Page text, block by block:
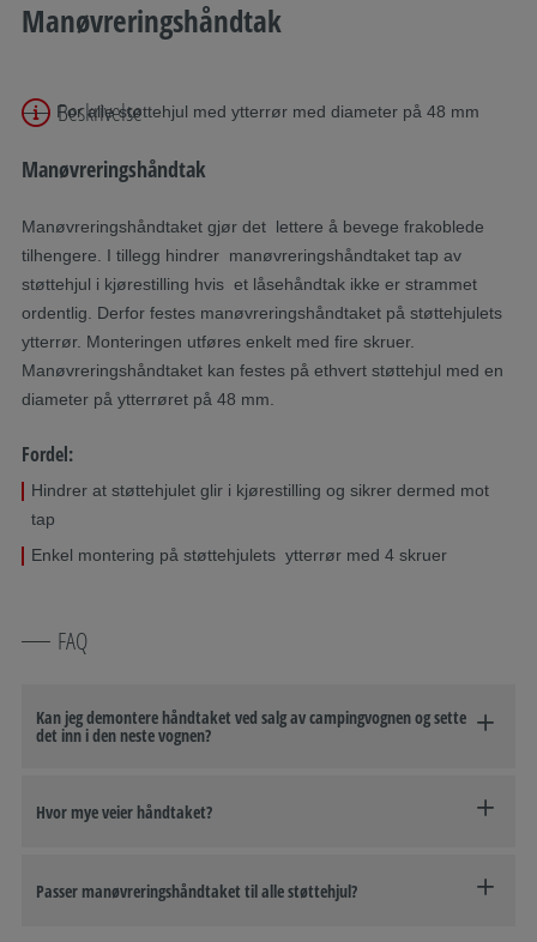
Manøvreringshåndtak
For alle støttehjul med ytterrør med diameter på 48 mm
Beskrivelse
Manøvreringshåndtak
Manøvreringshåndtaket gjør det lettere å bevege frakoblede
tilhengere. I tillegg hindrer manøvreringshåndtaket tap av
støttehjul i kjørestilling hvis et låsehåndtak ikke er strammet
ordentlig. Derfor festes manøvreringshåndtaket på støttehjulets
ytterrør. Monteringen utføres enkelt med fire skruer.
Manøvreringshåndtaket kan festes på ethvert støttehjul med en
diameter på ytterrøret på 48 mm.
Fordel:
Hindrer at støttehjulet glir i kjørestilling og sikrer dermed mot
tap
Enkel montering på støttehjulets ytterrør med 4 skruer
FAQ
Kan jeg demontere håndtaket ved salg av campingvognen og sette
det inn i den neste vognen?
Hvor mye veier håndtaket?
Passer manøvreringshåndtaket til alle støttehjul?